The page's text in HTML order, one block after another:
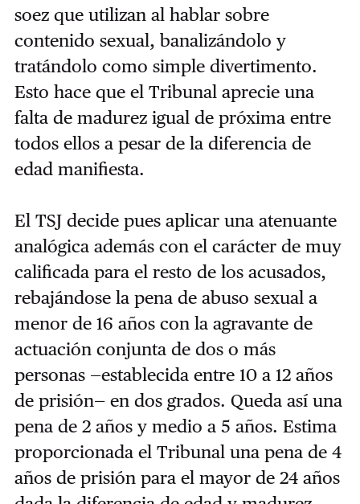
soez que utilizan al hablar sobre
contenido sexual, banalizándolo y
tratándolo como simple divertimento.
Esto hace que el Tribunal aprecie una
falta de madurez igual de próxima entre
todos ellos a pesar de la diferencia de
edad manifiesta.
El TSJ decide pues aplicar una atenuante
analógica además con el carácter de muy
calificada para el resto de los acusados,
rebajándose la pena de abuso sexual a
menor de 16 años con la agravante de
actuación conjunta de dos o más
personas —establecida entre 10 a 12 años
de prisión— en dos grados. Queda así una
pena de 2 años y medio a 5 años. Estima
proporcionada el Tribunal una pena de 4
años de prisión para el mayor de 24 años